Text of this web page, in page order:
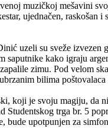
muzičkoj mešavini
ujednačen,
uzeli su sveže
saputnike kako igraju
zimu. Pod velom
bilima
koji je svoju magiju, da
trga br. 5
bude upotpunjen za